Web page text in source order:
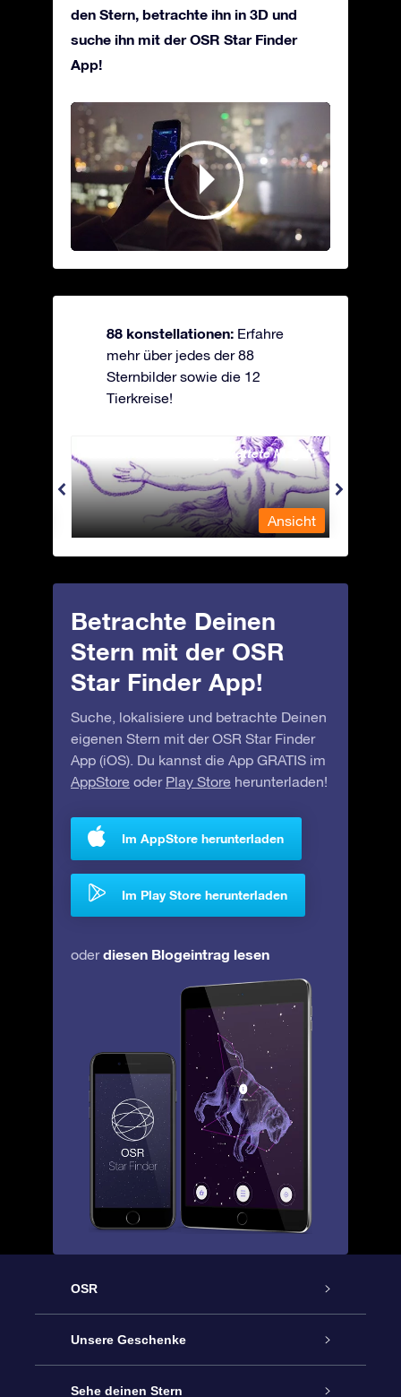
den Stern, betrachte ihn in 3D und
suche ihn mit der OSR Star Finder
App!
88 konstellationen: Erfahre
mehr über jedes der 88
Sternbilder sowie die 12
Tierkreise!
Andromeda - Die angekettete Magd
Ansicht
Betrachte Deinen
Stern mit der OSR
Star Finder App!
Suche, lokalisiere und betrachte Deinen
eigenen Stern mit der OSR Star Finder
App (iOS). Du kannst die App GRATIS im
AppStore oder Play Store herunterladen!
Im AppStore herunterladen
Im Play Store herunterladen
oderdiesen Blogeintrag lesen
OSR
Service
Kontakt
Unsere Geschenke
Sterne schenken
Sehe deinen Stern